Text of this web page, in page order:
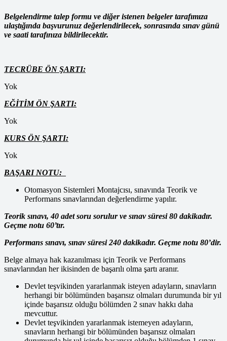
Belgelendirme talep formu ve diğer istenen belgeler tarafımıza
ulaştığında başvurunuz değerlendirilecek, sonrasında sınav günü
ve saati tarafınıza bildirilecektir.
TECRÜBE ÖN ŞARTI:
Yok
EĞİTİM ÖN ŞARTI:
Yok
KURS ÖN ŞARTI:
Yok
BAŞARI NOTU:
Otomasyon Sistemleri Montajcısı, sınavında Teorik ve
Performans sınavlarından değerlendirme yapılır.
Teorik sınavı, 40 adet soru sorulur ve sınav süresi 80 dakikadır.
Geçme notu 60’tır.
Performans sınavı, sınav süresi 240 dakikadır. Geçme notu 80’dir.
Belge almaya hak kazanılması için Teorik ve Performans
sınavlarından her ikisinden de başarılı olma şartı aranır.
Devlet teşvikinden yararlanmak isteyen adayların, sınavların
herhangi bir bölümünden başarısız olmaları durumunda bir yıl
içinde başarısız olduğu bölümden 2 sınav hakkı daha
mevcuttur.
Devlet teşvikinden yararlanmak istemeyen adayların,
sınavların herhangi bir bölümünden başarısız olmaları